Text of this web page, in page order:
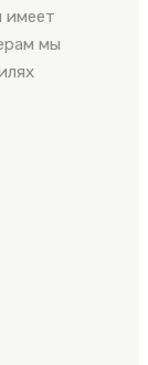
имеет
мы